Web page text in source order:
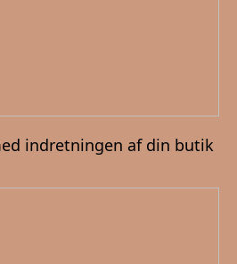
indretningen af din butik